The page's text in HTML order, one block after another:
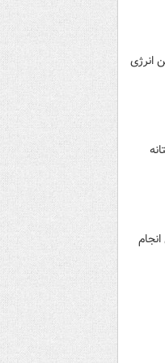
انرژی